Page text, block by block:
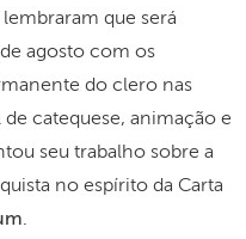
que será
agosto com os
do clero nas
catequese, animação e
seu trabalho sobre a
no espírito da Carta
.